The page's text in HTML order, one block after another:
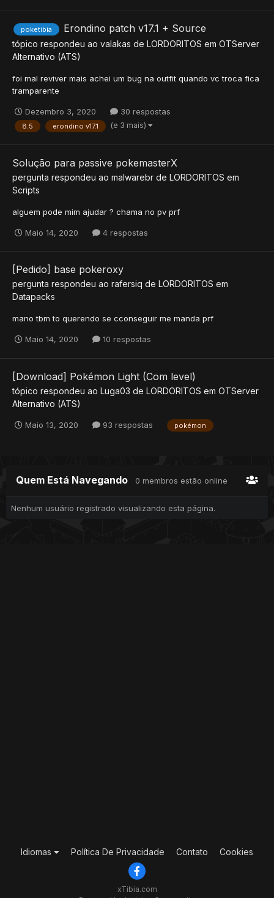
poketibia Erondino patch v17.1 + Source
tópico respondeu ao valakas de LORDORITOS em OTServer
Alternativo (ATS)
foi mal reviver mais achei um bug na outfit quando vc troca fica
tramparente
Dezembro 3, 2020 30 respostas
8.5 erondino v17.1 (e 3 mais)
Solução para passive pokemasterX
pergunta respondeu ao malwarebr de LORDORITOS em
Scripts
alguem pode mim ajudar ? chama no pv prf
Maio 14, 2020 4 respostas
[Pedido] base pokeroxy
pergunta respondeu ao rafersiq de LORDORITOS em
Datapacks
mano tbm to querendo se cconseguir me manda prf
Maio 14, 2020 10 respostas
[Download] Pokémon Light (Com level)
tópico respondeu ao Luga03 de LORDORITOS em OTServer
Alternativo (ATS)
Maio 13, 2020 93 respostas pokémon
Quem Está Navegando 0 membros estão online
Nenhum usuário registrado visualizando esta página.
Idiomas Política De Privacidade Contato Cookies
xTibia.com